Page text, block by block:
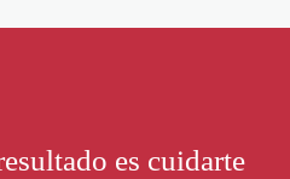
es cuidarte